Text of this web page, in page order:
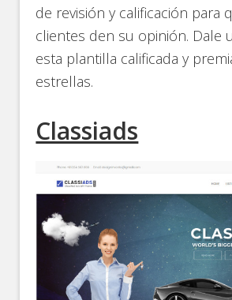
de revisión y calificación para
clientes den su opinión. Dale
esta plantilla calificada y
estrellas.
Classiads